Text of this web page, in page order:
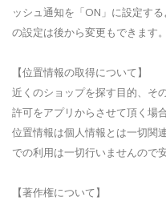
ッシュ通知を「ON」に設定す
の設定は後から変更もできます。
【位置情報の取得について】
近くのショップを探す目的、そ
許可をアプリからさせて頂く場
位置情報は個人情報とは一切関
での利用は一切行いませんので
【著作権について】